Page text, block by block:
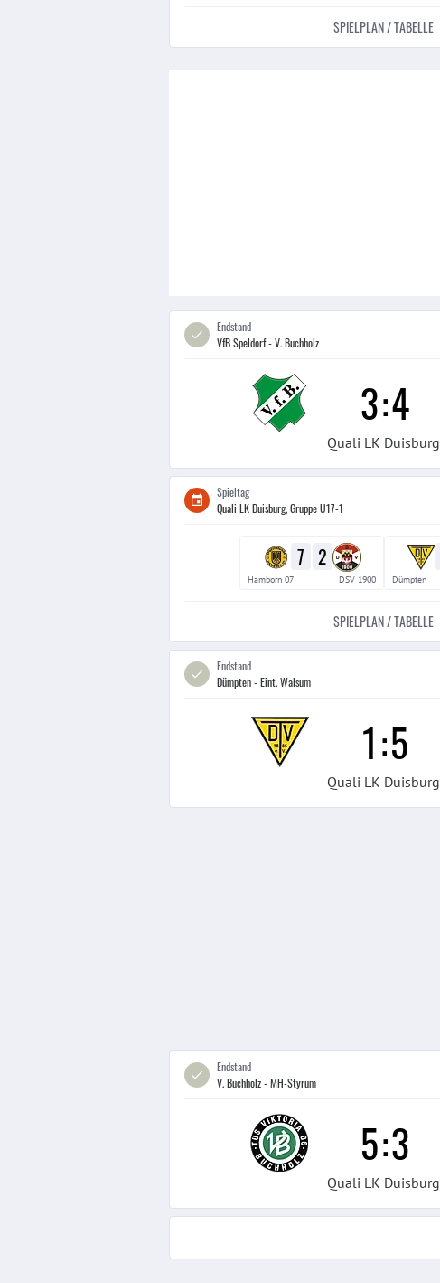
SPIELPLAN / TABELLE
Endstand
VfB Speldorf - V. Buchholz
3:4
Quali LK Duisburg
Spieltag
Quali LK Duisburg, Gruppe U17-1
7 2
Hamborn 07 DSV 1900 Dümpten
SPIELPLAN / TABELLE
Endstand
Dümpten - Eint. Walsum
1:5
Quali LK Duisburg
Endstand
V. Buchholz - MH-Styrum
5:3
Quali LK Duisburg